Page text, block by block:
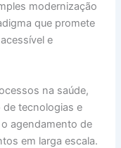
modernização
que promete
e
na saúde,
tecnologias e
agendamento de
em larga escala.